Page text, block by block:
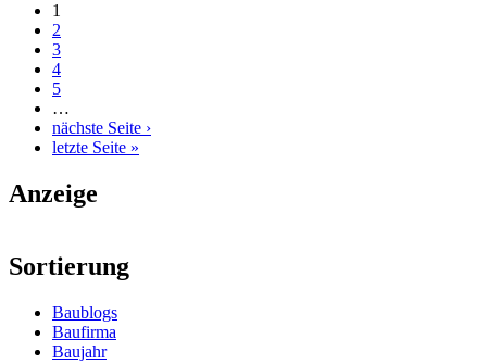
Seiten
1
2
3
4
5
…
nächste Seite ›
letzte Seite »
Anzeige
Sortierung
Baublogs
Baufirma
Baujahr